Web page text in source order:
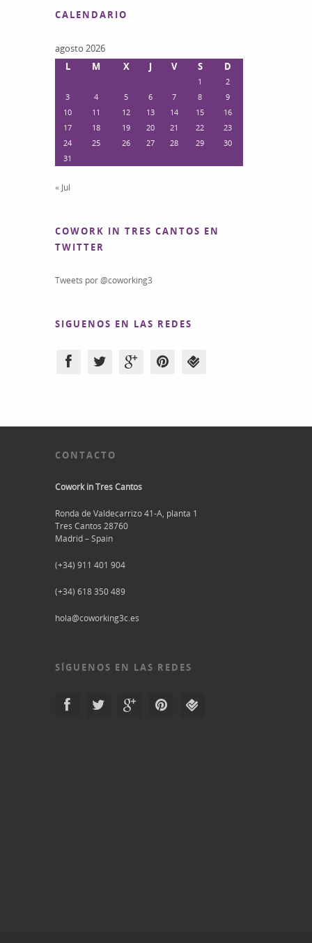
CALENDARIO
agosto 2026
L
M X J V S D
1
2
3
4 5 6 7 8
9
10
11 12 13 14 15
16
17
18 19 20 21 22
23
24
25 26 27 28 29
30
31
« Jul
COWORK IN TRES CANTOS EN
TWITTER
Tweets por @coworking3
SIGUENOS EN LAS REDES
CONTACTO
Cowork in Tres Cantos
Ronda de Valdecarrizo 41-A, planta 1
Tres Cantos 28760
Madrid – Spain
(+34) 911 401 904
(+34) 618 350 489
hola@coworking3c.es
SÍGUENOS EN LAS REDES